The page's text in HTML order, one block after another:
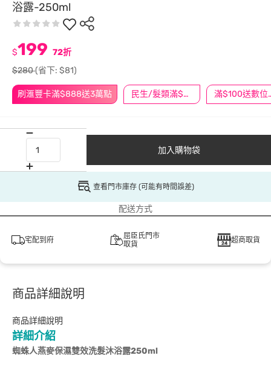
浴露-250ml
刷滙豐卡滿$888送3萬點 民生/髮類滿$388送舒潔冰巾 滿
$199 72折
$280(省下: $81)
加入購物袋
查看門市庫存 (可能有時間誤差)
配送方式
宅配到府
屈臣氏門市
取貨
超商取貨
商品詳細說明
商品詳細說明
詳細介紹
蜘蛛人燕麥保濕雙效洗髮沐浴露250ml